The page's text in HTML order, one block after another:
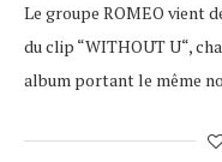
Le groupe ROMEO vient
du clip “WITHOUT U“,
album portant le même